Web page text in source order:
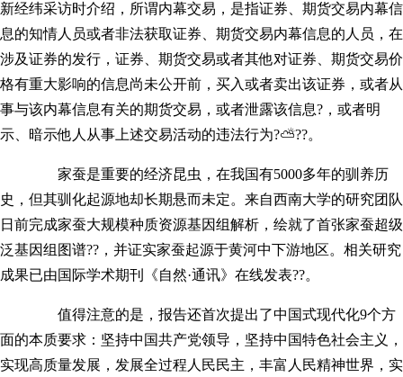
新经纬采访时介绍，所谓内幕交易，是指证券、期货交易内幕信
息的知情人员或者非法获取证券、期货交易内幕信息的人员，在
涉及证券的发行，证券、期货交易或者其他对证券、期货交易价
格有重大影响的信息尚未公开前，买入或者卖出该证券，或者从
事与该内幕信息有关的期货交易，或者泄露该信息?，或者明
示、暗示他人从事上述交易活动的违法行为?⛅??。
家蚕是重要的经济昆虫，在我国有5000多年的驯养历
史，但其驯化起源地却长期悬而未定。来自西南大学的研究团队
日前完成家蚕大规模种质资源基因组解析，绘就了首张家蚕超级
泛基因组图谱??，并证实家蚕起源于黄河中下游地区。相关研究
成果已由国际学术期刊《自然·通讯》在线发表??。
值得注意的是，报告还首次提出了中国式现代化9个方
面的本质要求：坚持中国共产党领导，坚持中国特色社会主义，
实现高质量发展，发展全过程人民民主，丰富人民精神世界，实